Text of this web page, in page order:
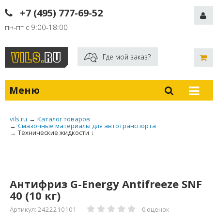
+7 (495) 777-69-52
пн-пт с 9:00-18:00
Где мой заказ?
Меню
vils.ru → Каталог товаров
→ Смазочные материалы для автотранспорта
→ Технические жидкости ↓
Антифриз G-Energy Antifreeze SNF
40 (10 кг)
Артикул: 2422210101 0 оценок